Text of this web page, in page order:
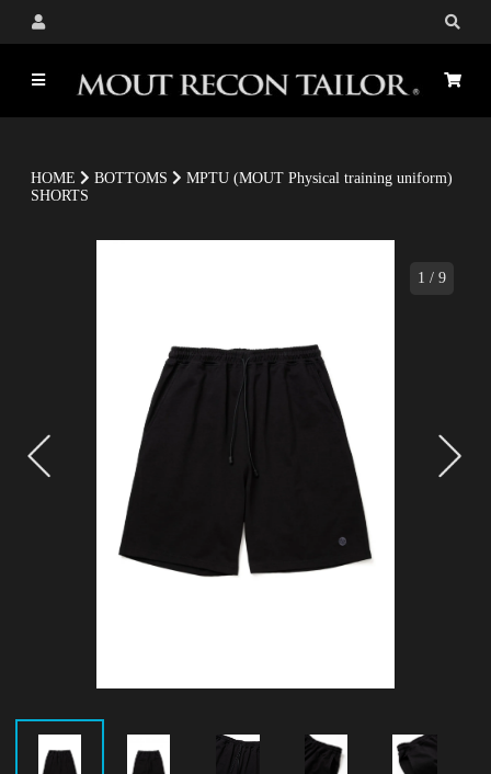
HOME BOTTOMS
MPTU (MOUT Physical training uniform)
SHORTS
1 / 9